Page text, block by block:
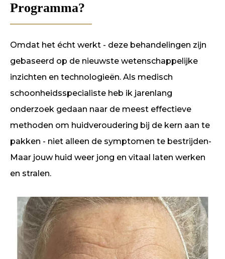
Programma?
Omdat het écht werkt - deze behandelingen zijn
gebaseerd op de nieuwste wetenschappelijke
inzichten en technologieën. Als medisch
schoonheidsspecialiste heb ik jarenlang
onderzoek gedaan naar de meest effectieve
methoden om huidveroudering bij de kern aan te
pakken - niet alleen de symptomen te bestrijden-
Maar jouw huid weer jong en vitaal laten werken
en stralen.